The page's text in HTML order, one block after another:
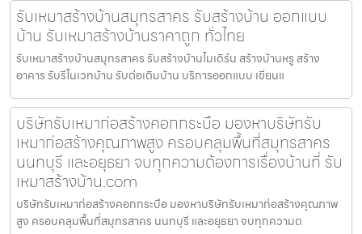
รับเหมาสร้างบ้านสมุทรสาคร รับสร้างบ้าน ออกแบบ
บ้าน รับเหมาสร้างบ้านราคาถูก ทั่วไทย
รับเหมาสร้างบ้านสมุทรสาคร รับสร้างบ้านโมเดิร์น สร้างบ้านหรู สร้าง
อาคาร รับรีโนเวทบ้าน รับต่อเติมบ้าน บริการออกแบบ เขียนแ
บริษัทรับเหมาก่อสร้างคอกกระบือ มองหาบริษัทรับ
เหมาก่อสร้างคุณภาพสูง ครอบคลุมพื้นที่สมุทรสาคร
นนทบุรี และอยุธยา จบทุกความต้องการเรื่องบ้านที่ รับ
เหมาสร้างบ้าน.com
บริษัทรับเหมาก่อสร้างคอกกระบือ มองหาบริษัทรับเหมาก่อสร้างคุณภาพ
สูง ครอบคลุมพื้นที่สมุทรสาคร นนทบุรี และอยุธยา จบทุกความต